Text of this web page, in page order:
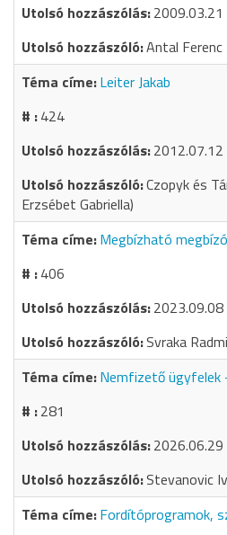
Antal Ferenc
Leiter Jakab
424
Czopyk és
Erzsébet Gabriella)
Megbízható
406
Svraka
Nemfizető
281
Stevanovic
Fordítóprogramok,